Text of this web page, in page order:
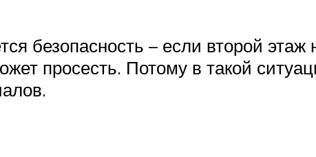
безопасность – если второй
просесть. Потому в такой